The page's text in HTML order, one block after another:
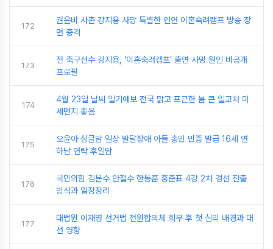
172
권은비 사촌 강지용 사망 특별한 인연 이혼숙려캠프 방송 장
면 충격
173
전 축구선수 강지용, ‘이혼숙려캠프’ 출연 사망 원인 비공개
프로필
174
4월 23일 날씨 일기예보 전국 맑고 포근한 봄 큰 일교차 미
세먼지 좋음
175
오윤아 싱글맘 일상 발달장애 아들 송민 민증 발급 16세 연
하남 연락 후일담
176
국민의힘 김문수 안철수 한동훈 홍준표 4강 2차 경선 진출
방식과 일정정리
177
대법원 이재명 선거법 전원합의체 회부 후 첫 심리 배경과 대
선 영향